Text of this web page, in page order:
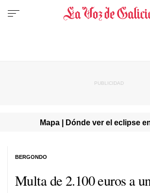
Mapa | Dónde ver el eclipse
Multa de 2.100 euros a
BERGONDO